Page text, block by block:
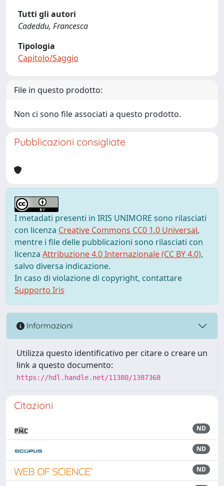
Tutti gli autori
Cadeddu, Francesca
Tipologia
Capitolo/Saggio
File in questo prodotto:
Non ci sono file associati a questo prodotto.
Pubblicazioni consigliate
I metadati presenti in IRIS UNIMORE sono rilasciati
con licenza Creative Commons CC0 1.0 Universal,
mentre i file delle pubblicazioni sono rilasciati con
licenza Attribuzione 4.0 Internazionale (CC BY 4.0),
salvo diversa indicazione.
In caso di violazione di copyright, contattare
Supporto Iris
Informazioni
Utilizza questo identificativo per citare o creare un
link a questo documento:
https://hdl.handle.net/11380/1387368
Citazioni
ND
ND
ND